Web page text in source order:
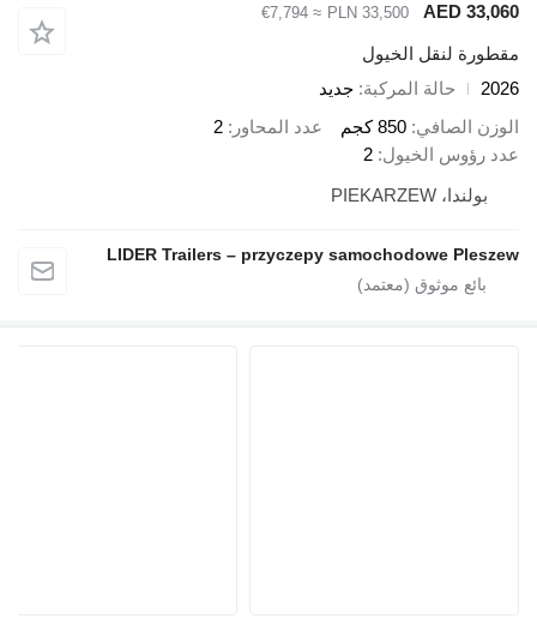
AED
PLN 33,500
≈ €7,794
لنقل الخيول
حالة المركبة جديد
الصافي 850 كجم عدد المحاور 2
الخيول
2
LIDER Trailers – przyczepy samochodowe